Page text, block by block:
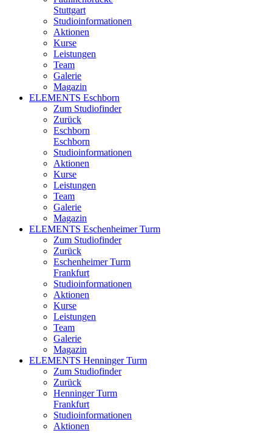
Stuttgart
Studioinformationen
Aktionen
Kurse
Leistungen
Team
Galerie
Magazin
ELEMENTS Eschborn
Zum Studiofinder
Zurück
Esch­born
Eschborn
Studioinformationen
Aktionen
Kurse
Leistungen
Team
Galerie
Magazin
ELEMENTS Eschenheimer Turm
Zum Studiofinder
Zurück
Eschen­heimer Turm
Frankfurt
Studioinformationen
Aktionen
Kurse
Leistungen
Team
Galerie
Magazin
ELEMENTS Henninger Turm
Zum Studiofinder
Zurück
Henninger Turm
Frankfurt
Studioinformationen
Aktionen